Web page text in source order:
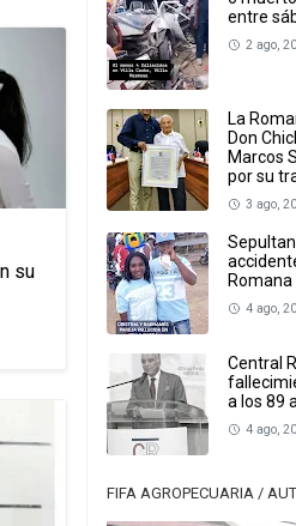
su
entre
2 ago,
La
Don
Marcos
por su
3 ago,
Romana
4 ago,
Central
a los 89
4 ago,
FIFA AGROPECUARIA /